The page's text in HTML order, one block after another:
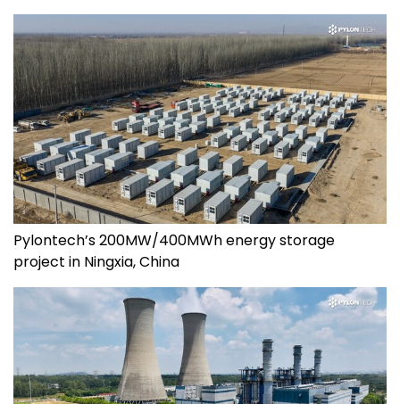
Pylontech’s 200MW/400MWh energy storage
project in Ningxia, China